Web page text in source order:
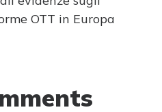
OTT in Europa